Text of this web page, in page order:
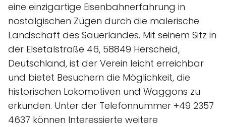
eine einzigartige Eisenbahnerfahrung in
nostalgischen Zügen durch die malerische
Landschaft des Sauerlandes. Mit seinem Sitz in
der Elsetalstraße 46, 58849 Herscheid,
Deutschland, ist der Verein leicht erreichbar
und bietet Besuchern die Möglichkeit, die
historischen Lokomotiven und Waggons zu
erkunden. Unter der Telefonnummer +49 2357
4637 können Interessierte weitere